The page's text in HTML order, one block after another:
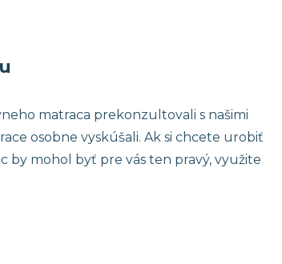
matraca prekonzultovali s našimi
osobne vyskúšali. Ak si chcete urobiť
mohol byť pre vás ten pravý, využite